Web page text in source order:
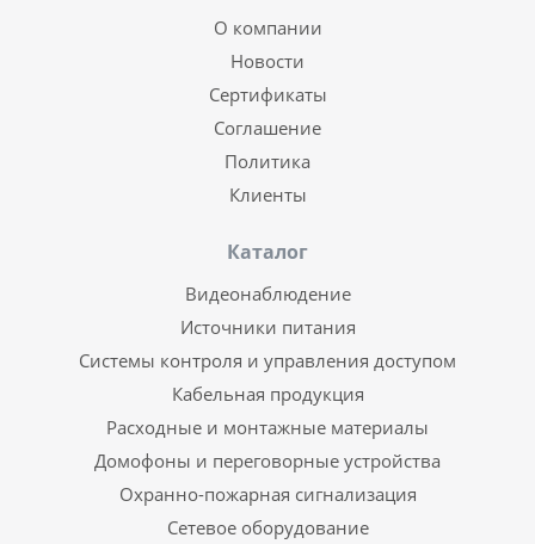
О компании
Новости
Сертификаты
Соглашение
Политика
Клиенты
Каталог
Видеонаблюдение
Источники питания
Системы контроля и управления доступом
Кабельная продукция
Расходные и монтажные материалы
Домофоны и переговорные устройства
Охранно-пожарная сигнализация
Сетевое оборудование